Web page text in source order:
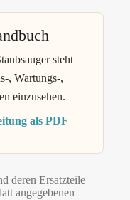
steht
, Wartungs-,
einzusehen.
als PDF
deren Ersatzteile
angegebenen